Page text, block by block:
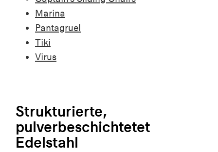
Marina
Pantagruel
Tiki
Virus
Strukturierte,
pulverbeschichtetet
Edelstahl